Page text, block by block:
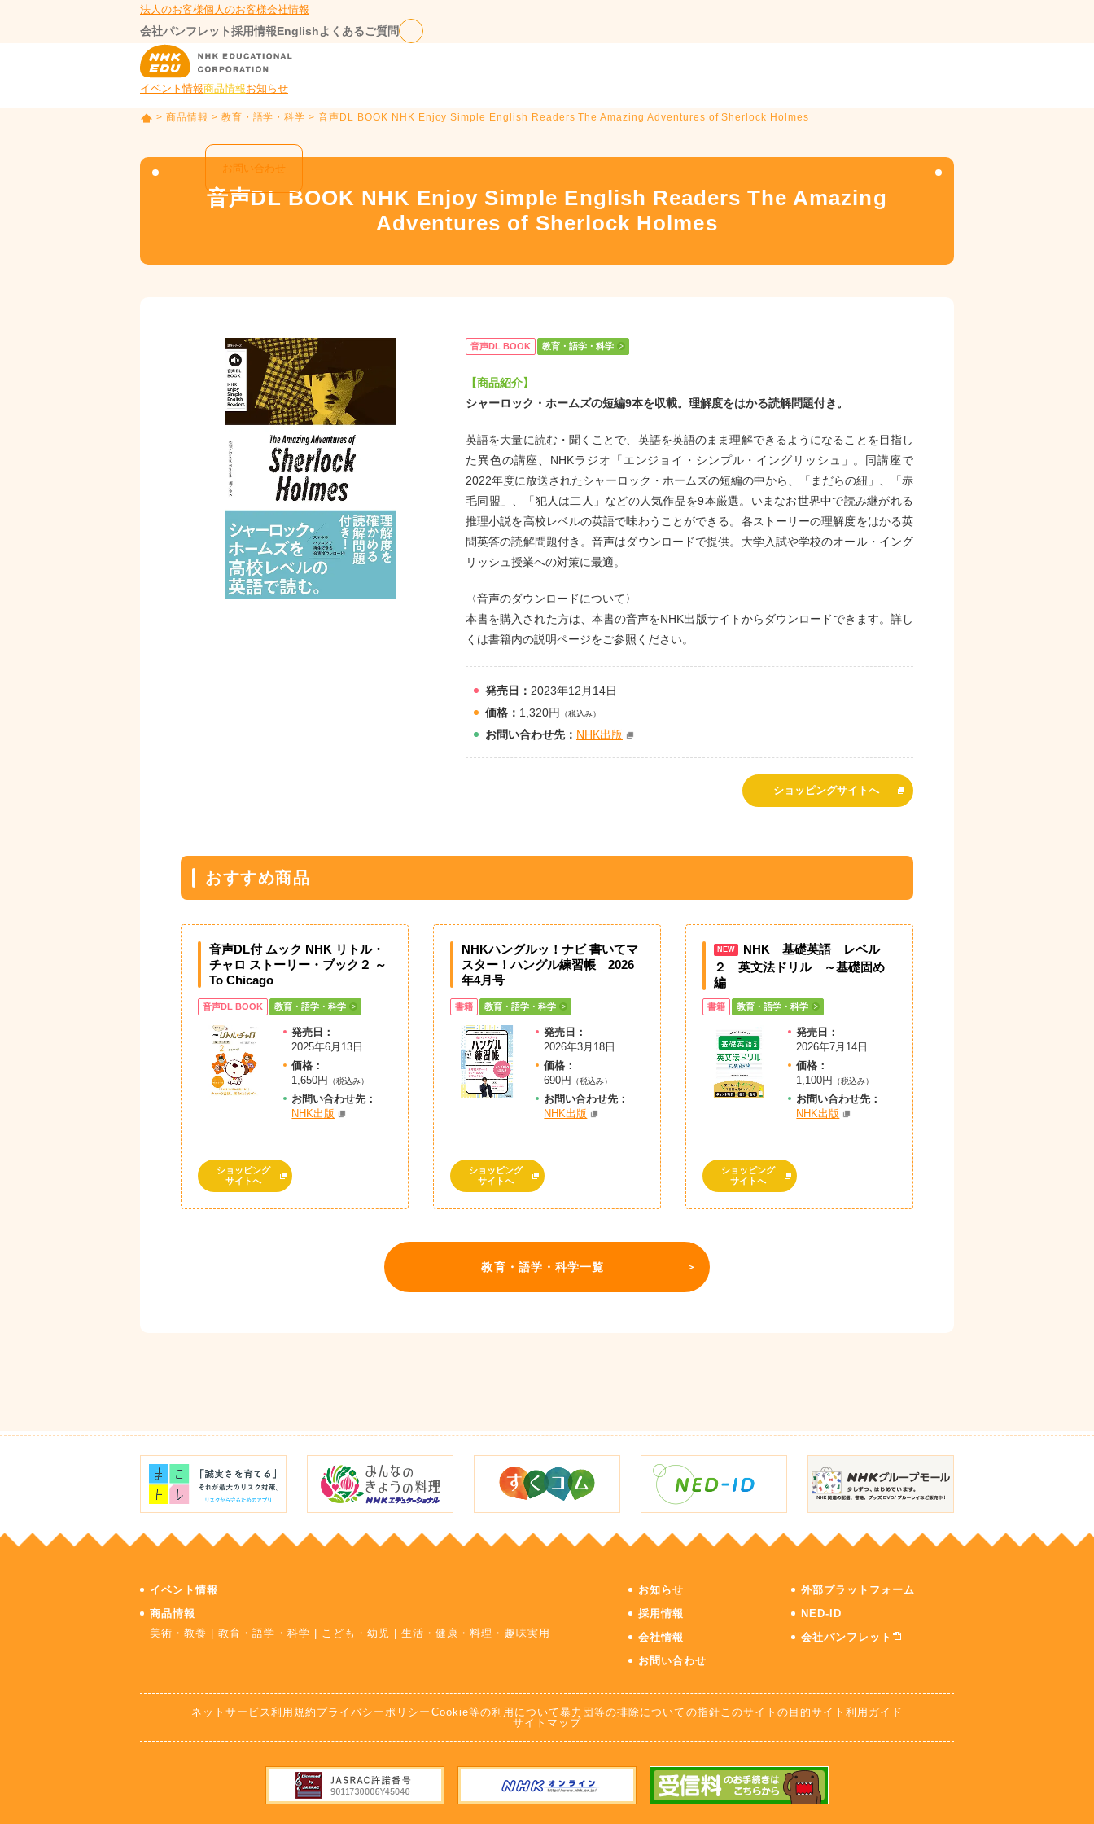
法人のお客様個人のお客様会社情報
会社パンフレット採用情報Englishよくあるご質問
イベント情報商品情報お知らせ
お問い合わせ
P
> 商品情報 > 教育・語学・科学 > 音声DL BOOK NHK Enjoy Simple English Readers The Amazing Adventures of Sherlock Holmes
音声DL BOOK NHK Enjoy Simple English Readers The Amazing
Adventures of Sherlock Holmes
音声DL BOOK 教育・語学・科学
【商品紹介】
シャーロック・ホームズの短編9本を収載。理解度をはかる読解問題付き。
英語を大量に読む・聞くことで、英語を英語のまま理解できるようになることを目指し
た異色の講座、NHKラジオ「エンジョイ・シンプル・イングリッシュ」。同講座で
2022年度に放送されたシャーロック・ホームズの短編の中から、「まだらの紐」、「赤
毛同盟」、「犯人は二人」などの人気作品を9本厳選。いまなお世界中で読み継がれる
推理小説を高校レベルの英語で味わうことができる。各ストーリーの理解度をはかる英
問英答の読解問題付き。音声はダウンロードで提供。大学入試や学校のオール・イング
リッシュ授業への対策に最適。
〈音声のダウンロードについて〉
本書を購入された方は、本書の音声をNHK出版サイトからダウンロードできます。詳し
くは書籍内の説明ページをご参照ください。
発売日： 2023年12月14日
価格： 1,320円 （税込み）
お問い合わせ先： NHK出版
ショッピングサイトへ
おすすめ商品
音声DL付 ムック NHK リトル・
チャロ ストーリー・ブック２ ～
To Chicago
音声DL BOOK 教育・語学・科学
発売日：
2025年6月13日
価格：
1,650円
（税込み）
お問い合わせ先：
NHK出版
ショッピング
サイトへ
NHKハングルッ！ナビ 書いてマ
スター！ハングル練習帳 2026
年4月号
書籍 教育・語学・科学
発売日：
2026年3月18日
価格：
690円
（税込み）
お問い合わせ先：
NHK出版
ショッピング
サイトへ
NEW
NHK 基礎英語 レベル
２ 英文法ドリル ～基礎固め
編
書籍 教育・語学・科学
発売日：
2026年7月14日
価格：
1,100円
（税込み）
お問い合わせ先：
NHK出版
ショッピング
サイトへ
教育・語学・科学一覧
イベント情報
商品情報
美術・教養
|教育・語学・科学 こども・幼児 |生活・健康・料理・趣味実用
お知らせ
採用情報
会社情報
お問い合わせ
外部プラットフォーム
NED-ID
会社パンフレット
ネットサービス利用規約 プライバシーポリシー Cookie等の利用について暴力団等の排除についての指針このサイトの目的サイト利用ガイド
サイトマップ